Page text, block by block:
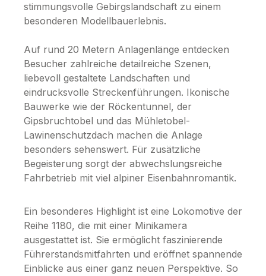
stimmungsvolle Gebirgslandschaft zu einem
besonderen Modellbauerlebnis.
Auf rund 20 Metern Anlagenlänge entdecken
Besucher zahlreiche detailreiche Szenen,
liebevoll gestaltete Landschaften und
eindrucksvolle Streckenführungen. Ikonische
Bauwerke wie der Röckentunnel, der
Gipsbruchtobel und das Mühletobel-
Lawinenschutzdach machen die Anlage
besonders sehenswert. Für zusätzliche
Begeisterung sorgt der abwechslungsreiche
Fahrbetrieb mit viel alpiner Eisenbahnromantik.
Ein besonderes Highlight ist eine Lokomotive der
Reihe 1180, die mit einer Minikamera
ausgestattet ist. Sie ermöglicht faszinierende
Führerstandsmitfahrten und eröffnet spannende
Einblicke aus einer ganz neuen Perspektive. So